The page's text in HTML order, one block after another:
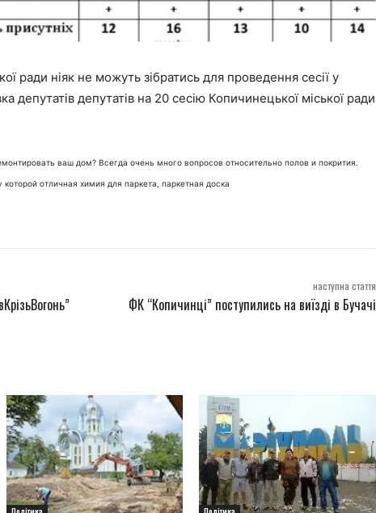
ради ніяк не можуть зібратись для проведення сесії у
депутатів депутатів на 20 сесію Копичинецької міської ради
ваш дом? Всегда очень много вопросов относительно полов и покрития.
которой отличная химия для паркета, паркетная доска
наступна стаття
ФК “Копичинці” поступились на виїзді в Бучачі